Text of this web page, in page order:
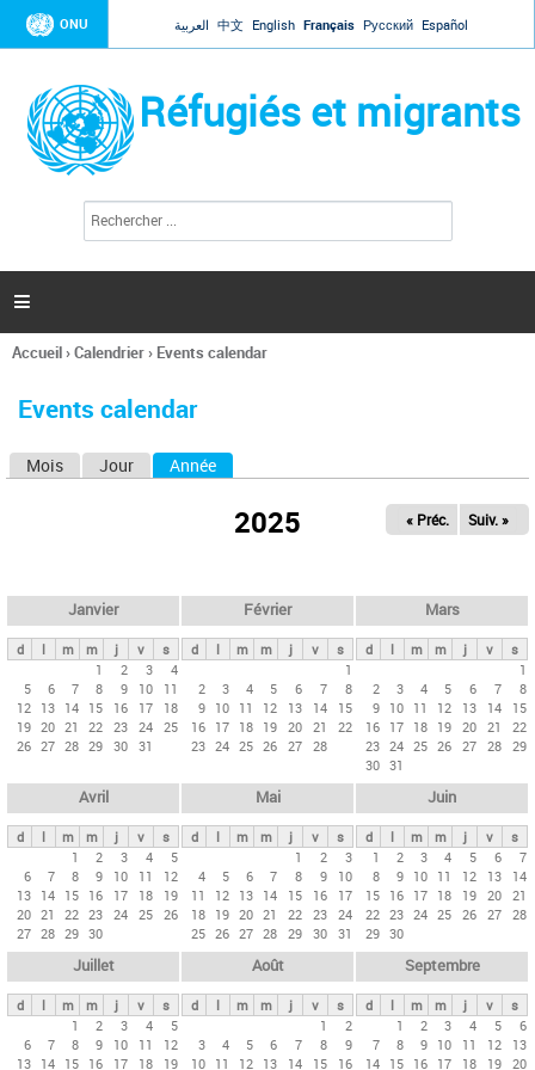
Jump to navigation
ONU العربية 中文 English Français Русский Español
Réfugiés et migrants
l
c
c
h
e

Vous
ici
Accueil›Calendrier› Events calendar
Events calendar
s
p
n
c
i
p
Mois Jour Année
2025 « Préc. Suiv. »
Janvier
d l m m j v
s
1
2 3
4
5
6 7 8 9 10
11
12 13 14 15 16 17
18
19 20 21 22 23 24 25
26 27 28 29 30 31
Février
d l m m j v
s
1
2
3 4 5 6 7
8
9 10 11 12 13 14
15
16 17 18 19 20 21
22
23 24 25 26 27 28
Mars
d l m m j v
s
1
2
3 4 5 6 7
8
9 10 11 12 13 14
15
16 17 18 19 20 21
22
23 24 25 26 27 28 29
30 31
Avril
d l m m j v
s
1
2 3 4
5
6
7 8 9 10 11
12
13 14 15 16 17 18
19
20 21 22 23 24 25 26
27 28 29 30
Mai
d l m m j v
s
1
2
3
4
5 6 7 8 9
10
11
12 13 14 15 16
17
18 19 20 21 22 23 24
25 26 27 28 29 30 31
Juin
d l m m j v
s
1
2 3 4 5 6
7
8
9 10 11 12 13
14
15 16 17 18 19 20 21
22 23 24 25 26 27 28
29 30
Juillet
d l m m j v
s
1
2 3 4
5
6
7 8 9 10 11
12
13 14 15 16 17 18 19
Août
d l m m j v
s
1
2
3
4 5 6 7 8
9
10 11 12 13 14 15 16
Septembre
d l m m j v
s
1
2 3 4 5
6
7
8 9 10 11 12
13
14 15 16 17 18 19 20